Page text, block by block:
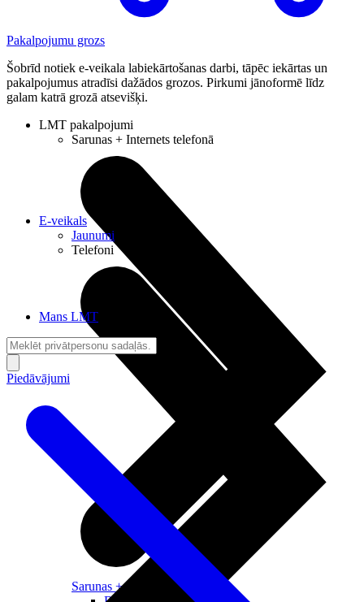
Pakalpojumu grozs
Šobrīd notiek e-veikala labiekārtošanas darbi, tāpēc iekārtas un
pakalpojumus atradīsi dažādos grozos. Pirkumi jānoformē līdz
galam katrā grozā atsevišķi.
LMT pakalpojumi
Sarunas + Internets telefonā
Sarunas + Internets
E-veikals
Jaunumi
Telefoni
Mans LMT
Piedāvājumi